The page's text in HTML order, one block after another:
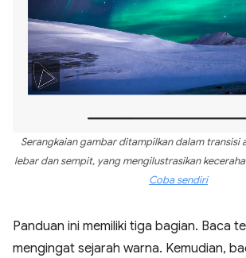
Serangkaian gambar ditampilkan dalam transisi
lebar dan sempit, yang mengilustrasikan
Coba sendiri
Panduan ini memiliki tiga bagian. Baca
mengingat sejarah warna. Kemudian,